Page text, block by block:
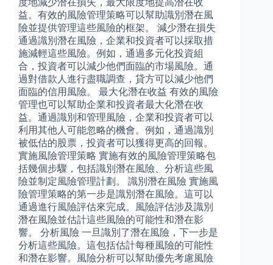
度地減少潛在損失，最大限度地提高潛在收
益。有效的風險管理策略可以幫助識別潛在風
險並提供管理這些風險的框架。 減少潛在損失
通過識別潛在風險，企業和投資者可以採取措
施減輕這些風險。例如，通過多元化投資組
合，投資者可以減少他們面臨的市場風險。通
過對借款人進行盡職調查，貸方可以減少他們
面臨的信用風險。 最大化潛在收益 有效的風險
管理也可以幫助企業和投資者最大化潛在收
益。通過識別和管理風險，企業和投資者可以
利用其他人可能忽略的機會。例如，通過識別
被低估的股票，投資者可以獲得更高的回報。
實施風險管理策略 實施有效的風險管理策略包
括幾個步驟，包括識別潛在風險、分析這些風
險並制定風險管理計劃。 識別潛在風險 實施風
險管理策略的第一步是識別潛在風險。這可以
通過進行風險評估來完成。風險評估涉及識別
潛在風險並估計這些風險的可能性和潛在影
響。 分析風險 一旦識別了潛在風險，下一步是
分析這些風險。這包括估計每種風險的可能性
和潛在影響。風險分析可以幫助優先考慮風險